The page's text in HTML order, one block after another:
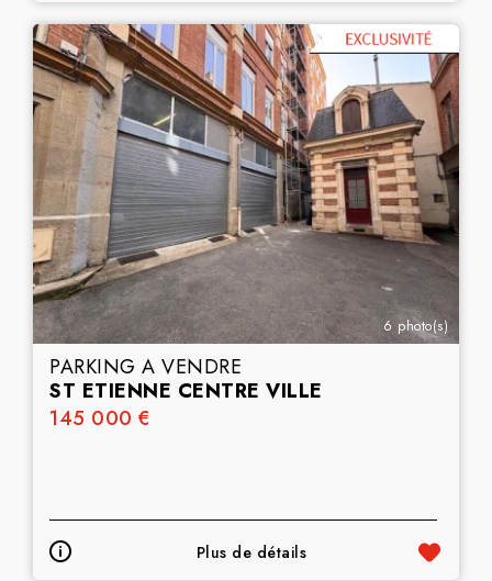
6 photo(s)
PARKING A VENDRE
ST ETIENNE CENTRE VILLE
145 000 €
Plus de détails